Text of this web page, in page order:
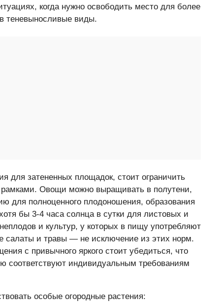
когда нужно освободить место для более
теневыносливые виды.
для затененных площадок, стоит ограничить
Овощи можно выращивать в полутени,
для полноценного плодоношения, образования
бы 3-4 часа солнца в сутки для листовых и
и культур, у которых в пищу употребляют
и травы — не исключение из этих норм.
с привычного яркого стоит убедиться, что
соответствуют индивидуальным требованиям
особые огородные растения: